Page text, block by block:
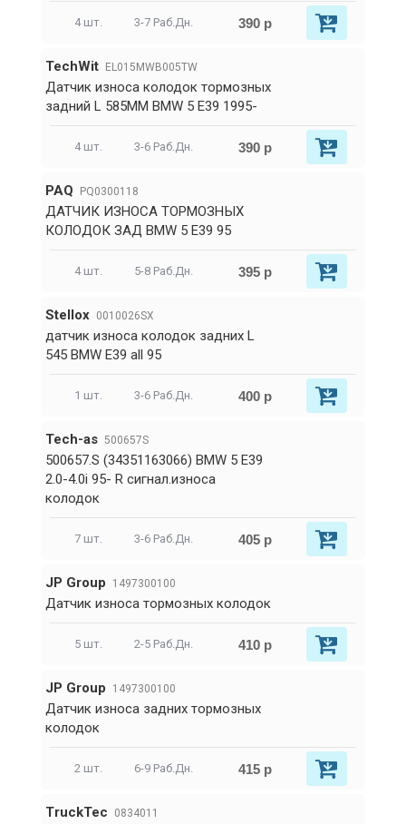
4 шт. 3-7 Раб.Дн. 390 р
TechWit EL015MWB005TW
Датчик износа колодок тормозных
задний L 585MM BMW 5 E39 1995-
4 шт. 3-6 Раб.Дн. 390 р
PAQ PQ0300118
ДАТЧИК ИЗНОСА ТОРМОЗНЫХ
КОЛОДОК ЗАД BMW 5 E39 95
4 шт. 5-8 Раб.Дн. 395 р
Stellox 0010026SX
датчик износа колодок задних L
545 BMW E39 all 95
1 шт. 3-6 Раб.Дн. 400 р
Tech-as 500657S
500657.S (34351163066) BMW 5 E39
2.0-4.0i 95- R сигнал.износа
колодок
7 шт. 3-6 Раб.Дн. 405 р
JP Group 1497300100
Датчик износа тормозных колодок
5 шт. 2-5 Раб.Дн. 410 р
JP Group 1497300100
Датчик износа задних тормозных
колодок
2 шт. 6-9 Раб.Дн. 415 р
TruckTec 0834011